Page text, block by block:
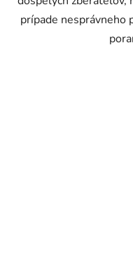
prípade nesprávneho